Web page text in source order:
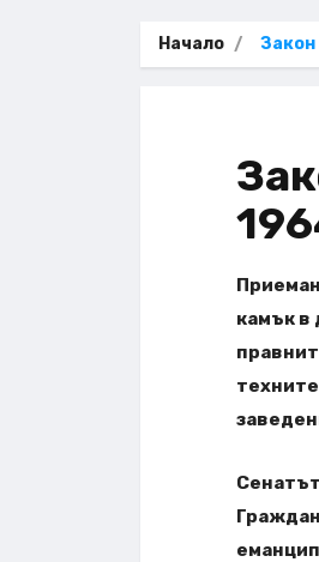
Начало Закон
камък в